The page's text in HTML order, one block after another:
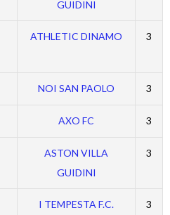
GUIDINI
ATHLETIC DINAMO 3
NOI SAN PAOLO 3
AXO FC 3
ASTON VILLA
GUIDINI
3
I TEMPESTA F.C. 3